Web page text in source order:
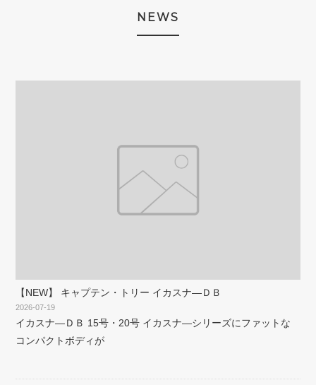
NEWS
【NEW】 キャプテン・トリー イカスナ―ＤＢ
2026-07-19
イカスナ―ＤＢ 15号・20号 イカスナ―シリーズにファットな
コンパクトボディが